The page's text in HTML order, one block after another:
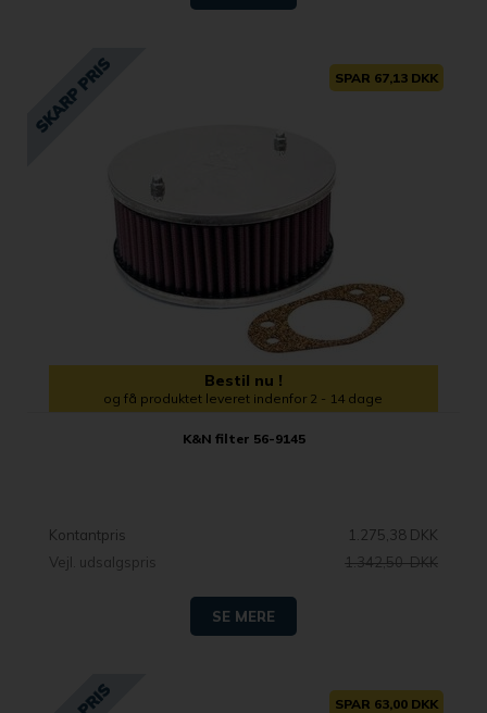
SPAR 67,13 DKK
Bestil nu !
og få produktet leveret indenfor 2 - 14 dage
K&N filter 56-9145
Kontantpris
1.275,38 DKK
Vejl. udsalgspris
1.342,50 DKK
SE MERE
SPAR 63,00 DKK